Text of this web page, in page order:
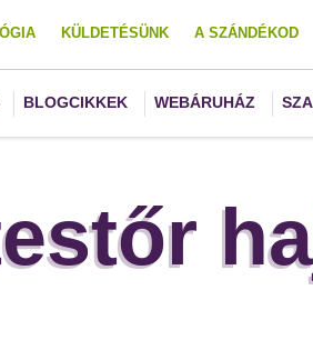
KÜLDETÉSÜNK A SZÁNDÉKOD
BLOGCIKKEK WEBÁRUHÁZ